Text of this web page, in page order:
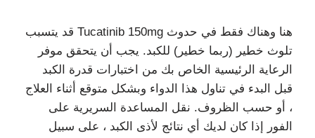
قد يتسبب Tucatinib 150mg هنا وهناك فقط في حدوث
تلوث خطير (ربما خطير) للكبد. يجب أن يتحقق موفر
الرعاية الرئيسية الخاص بك من اختبارات قدرة الكبد
قبل البدء في تناول هذا الدواء وبشكل متوقع أثناء العلاج
، أو حسب الظروف. نقل المساعدة السريرية على
الفور إذا كان لديك أي نتائج لأذى الكبد ، على سبيل